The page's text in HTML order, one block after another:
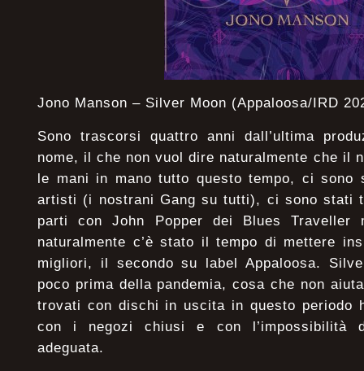
Jono Manson – Silver Moon (Appaloosa/IRD
Sono trascorsi quattro anni dall’ultima
nome, il che non vuol dire naturalmente che il
le mani in mano tutto questo tempo, ci sono
artisti (i nostrani Gang su tutti), ci sono stati
parti con John Popper dei Blues
naturalmente c’è stato il tempo di mettere
migliori, il secondo su label Appaloosa.
poco prima della pandemia, cosa che non
trovati con dischi in uscita in questo periodo
con i negozi chiusi e con l’impossibilità
adeguata.